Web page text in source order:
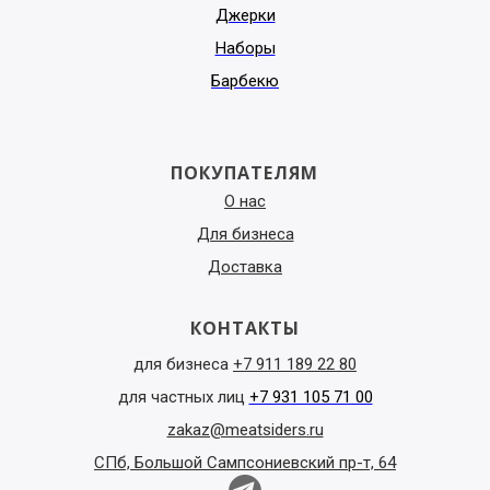
Джерки
Наборы
Барбекю
ПОКУПАТЕЛЯМ
О нас
Для бизнеса
Доставка
КОНТАКТЫ
для бизнеса +7 911 189 22 80
для частных лиц +7 931 105 71 00
zakaz@meatsiders.ru
СПб, Большой Сампсониевский пр-т, 64